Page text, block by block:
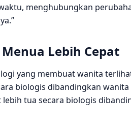
menghubungkan
Lebih Cepat
yang membuat wanita
biologis dibandingkan
tua secara biologis